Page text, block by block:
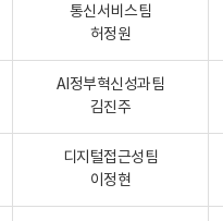
통신서비스팀
허정원
AI정부혁신성과팀
김진주
디지털접근성팀
이정현